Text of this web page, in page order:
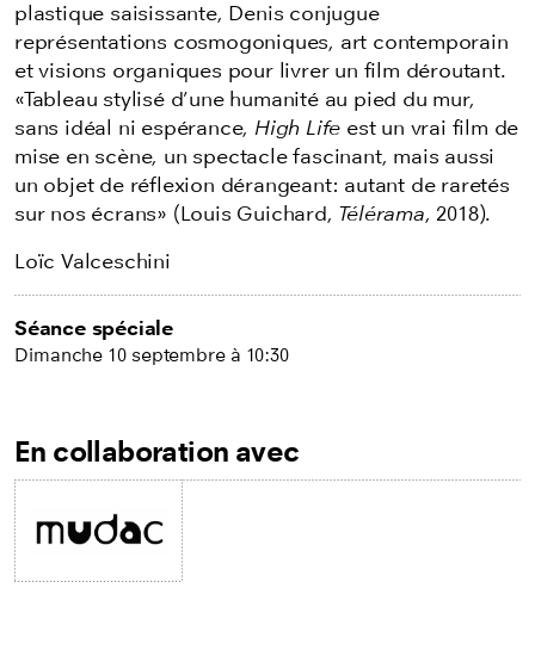
plastique saisissante, Denis conjugue
représentations cosmogoniques, art contemporain
et visions organiques pour livrer un film déroutant.
«Tableau stylisé d’une humanité au pied du mur,
sans idéal ni espérance, High Life est un vrai film de
mise en scène, un spectacle fascinant, mais aussi
un objet de réflexion dérangeant: autant de raretés
sur nos écrans» (Louis Guichard, Télérama, 2018).
Loïc Valceschini
Séance spéciale
Dimanche 10 septembre à 10:30
En collaboration avec